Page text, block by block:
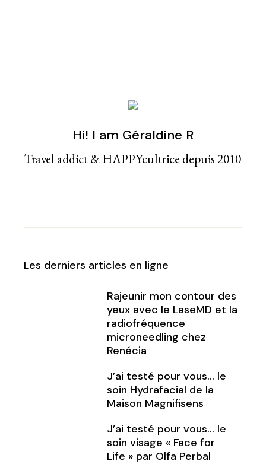
Hi! I am Géraldine R
Travel addict & HAPPYcultrice depuis 2010
Les derniers articles en ligne
Rajeunir mon contour des
yeux avec le LaseMD et la
radiofréquence
microneedling chez
Renécia
J’ai testé pour vous… le
soin Hydrafacial de la
Maison Magnifisens
J’ai testé pour vous… le
soin visage « Face for
Life » par Olfa Perbal